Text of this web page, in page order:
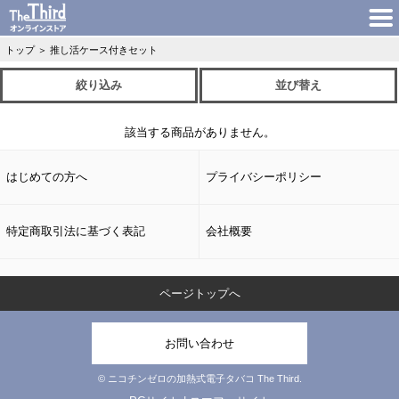
トップ ＞ 推し活ケース付きセット
絞り込み 並び替え
該当する商品がありません。
はじめての方へ プライバシーポリシー
特定商取引法に基づく表記 会社概要
ページトップへ
お問い合わせ
© ニコチンゼロの加熱式電子タバコ The Third.